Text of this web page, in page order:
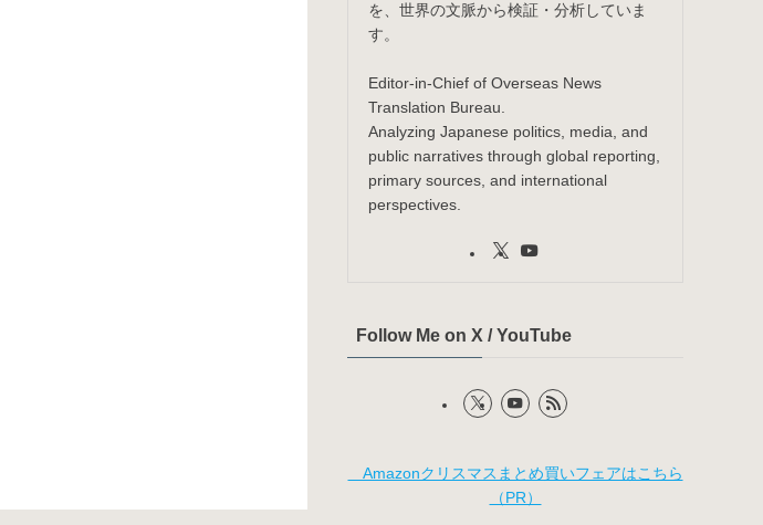
を、世界の文脈から検証・分析していま
す。
Editor-in-Chief of Overseas News
Translation Bureau.
Analyzing Japanese politics, media, and
public narratives through global reporting,
primary sources, and international
perspectives.
Follow Me on X / YouTube
Amazonクリスマスまとめ買いフェアはこちら
（PR）